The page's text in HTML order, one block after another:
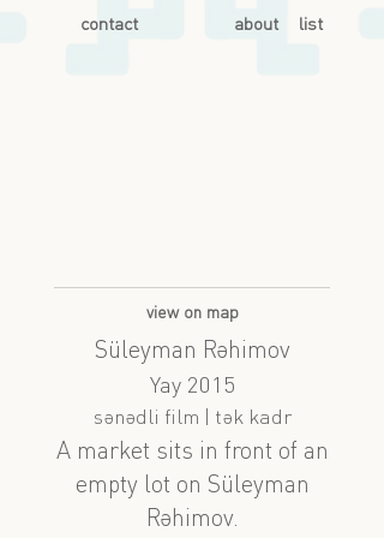
contact about list
view on map
Süleyman Rəhimov
Yay 2015
sənədli film | tək kadr
A market sits in front of an
empty lot on Süleyman
Rəhimov.